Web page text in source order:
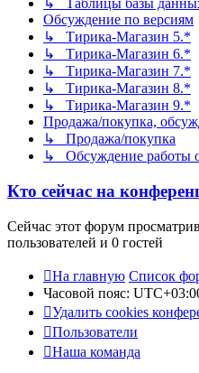
↳ Таблицы базы
Обсуждение по версиям
↳ Тирика-Магазин 5.*
↳ Тирика-Магазин 6.*
↳ Тирика-Магазин 7.*
↳ Тирика-Магазин 8.*
↳ Тирика-Магазин 9.*
Продажа/покупка,
↳ Продажа/покупка
↳ Обсуждение работы
Кто сейчас на
Сейчас этот форум
пользователей и 0 гостей
На главную Список
Часовой пояс:
Удалить cookies
Пользователи
Наша команда